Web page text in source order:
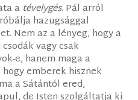
a tévelygés. Pál arról
hazugsággal
Nem az a lényeg, hogy a
vagy csak
e, hanem maga a
emberek hisznek
a Sátántól ered,